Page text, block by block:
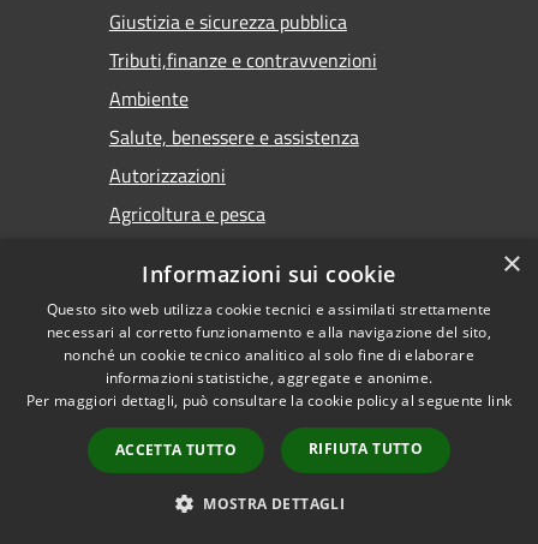
Giustizia e sicurezza pubblica
Tributi,finanze e contravvenzioni
Ambiente
Salute, benessere e assistenza
Autorizzazioni
Agricoltura e pesca
Notizie
Comunicati
Avvisi
VIVERE IL COMUNE
×
Informazioni sui cookie
Questo sito web utilizza cookie tecnici e assimilati strettamente
necessari al corretto funzionamento e alla navigazione del sito,
nonché un cookie tecnico analitico al solo fine di elaborare
informazioni statistiche, aggregate e anonime.
Per maggiori dettagli, può consultare la cookie policy al seguente link
ACCETTA TUTTO RIFIUTA TUTTO
MOSTRA DETTAGLI